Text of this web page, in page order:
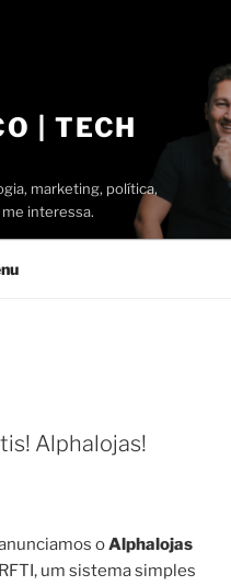
| TECH
marketing, política,
interessa.
Alphalojas!
oAlphalojas
um sistema simples